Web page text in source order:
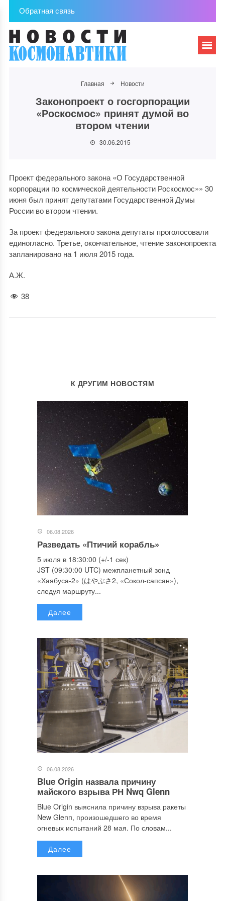
Обратная связь
Главная Новости
Законопроект о госгорпорации
«Роскосмос» принят думой во
втором чтении
30.06.2015
Проект федерального закона «О Государственной
корпорации по космической деятельности Роскосмос»» 30
июня был принят депутатами Государственной Думы
России во втором чтении.
За проект федерального закона депутаты проголосовали
единогласно. Третье, окончательное, чтение законопроекта
запланировано на 1 июля 2015 года.
А.Ж.
38
К ДРУГИМ НОВОСТЯМ
06.08.2026
Разведать «Птичий корабль»
5 июля в 18:30:00 (+/-1 сек)
JST (09:30:00 UTC) межпланетный зонд
«Хаябуса-2» (はやぶさ2, «Сокол-сапсан»),
следуя маршруту...
Далее
06.08.2026
Blue Origin назвала причину
майского взрыва РН Nwq Glenn
Blue Origin выяснила причину взрыва ракеты
New Glenn, произошедшего во время
огневых испытаний 28 мая. По словам...
Далее